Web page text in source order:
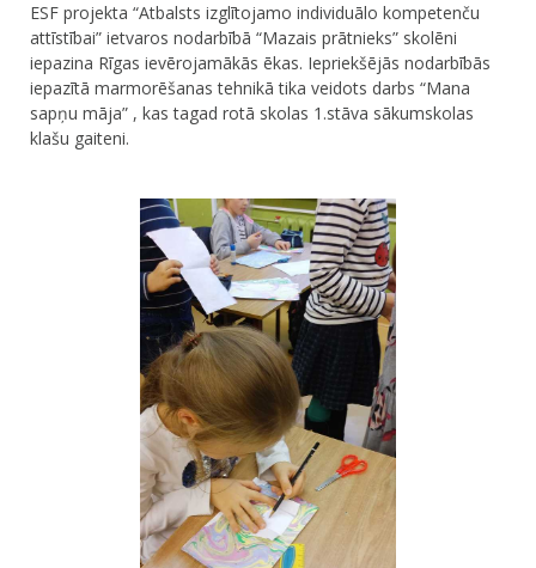
ESF projekta “Atbalsts izglītojamo individuālo kompetenču
attīstībai” ietvaros nodarbībā “Mazais prātnieks” skolēni
iepazina Rīgas ievērojamākās ēkas. Iepriekšējās nodarbībās
iepazītā marmorēšanas tehnikā tika veidots darbs “Mana
sapņu māja” , kas tagad rotā skolas 1.stāva sākumskolas
klašu gaiteni.